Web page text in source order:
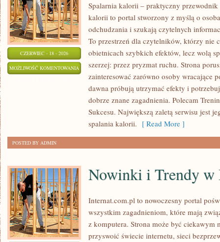
CZERWIEC - 18 - 2026
MOŻLIWOŚĆ KOMENTOWANIA DIETY
PLANY
ŻYWIENIOWE
Spalarnia kalorii – praktyczny
kalorii to portal stworzony z myślą o
odchudzania i szukają czytelnych
To przestrzeń dla czytelników, którzy nie
obietnicach szybkich efektów, lecz wolą
szerzej: przez pryzmat ruchu. Strona
zainteresować zarówno osoby wracające
dawna próbują utrzymać efekty i
dobrze znane zagadnienia. Polecam
Sukcesu. Największą zaletą serwisu jest
spalania kalorii. [ Read More ]
POSTED BY ADMIN
Nowinki i Trendy w
Internat.com.pl to nowoczesny portal
wszystkim zagadnieniom, które mają
z komputera. Strona może być ciekawym
przyswoić świecie internetu, sieci